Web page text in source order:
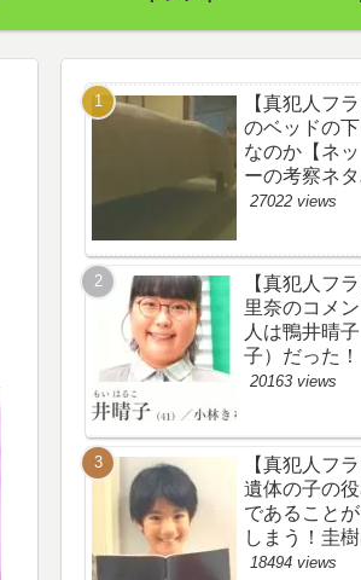
【真犯人フ
のベッドの
なのか【ネ
ーの考察ネ
評判あらす
27022 views
【真犯人フ
里奈のコメ
人は鴨井晴
子）だった
イッターの
め・鴨居晴
20163 views
【真犯人フ
遺体の子の役
であること
しまう！圭
野渉とバタ
18494 views